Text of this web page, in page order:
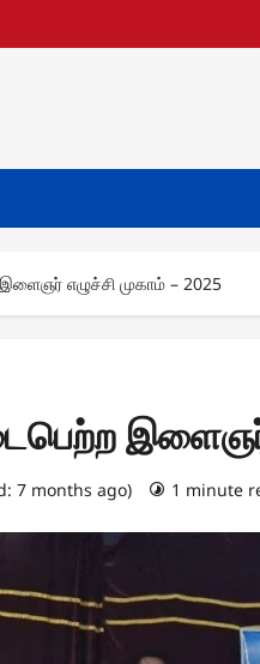
எழுச்சி முகாம் – 2025
இளைஞர்
7 months ago) 1 minute